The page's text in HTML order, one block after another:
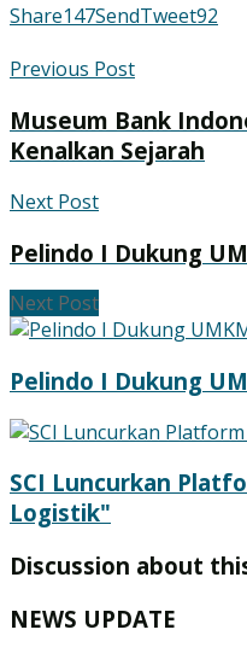
Share147SendTweet92
Previous Post
Museum Bank
Kenalkan Sejarah
Next Post
Pelindo I Dukung
Next Post
Pelindo I Dukung
SCI Luncurkan
Logistik"
Discussion about
NEWS UPDATE